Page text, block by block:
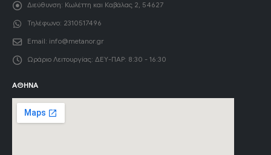
Διεύθυνση: Κωλέττη και Καβάλας 2, 54627
Τηλέφωνο: 2310517496
Email: info@metanor.gr
Ωράριο Λειτουργίας: ΔΕΥ-ΠΑΡ: 8:30 - 16:30
ΑΘΉΝΑ